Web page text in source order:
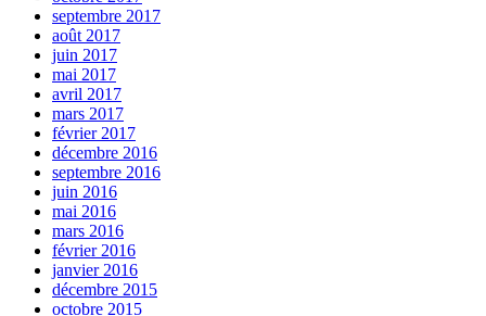
septembre 2017
août 2017
juin 2017
mai 2017
avril 2017
mars 2017
février 2017
décembre 2016
septembre 2016
juin 2016
mai 2016
mars 2016
février 2016
janvier 2016
décembre 2015
octobre 2015